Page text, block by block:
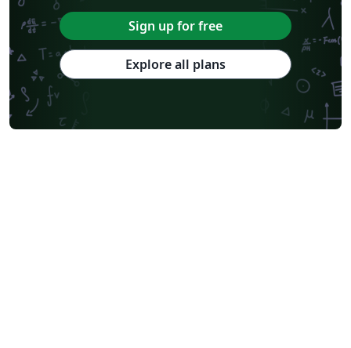
Sign up for free
Explore all plans